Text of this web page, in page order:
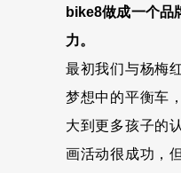
bike8做成一个品
力。
最初我们与杨梅
梦想中的平衡车
大到更多孩子的
画活动很成功，